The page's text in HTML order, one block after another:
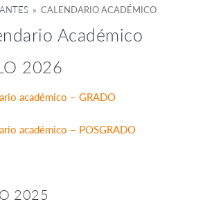
» CALENDARIO ACADÉMICO
Académico
2026
académico – GRADO
académico – POSGRADO
2025